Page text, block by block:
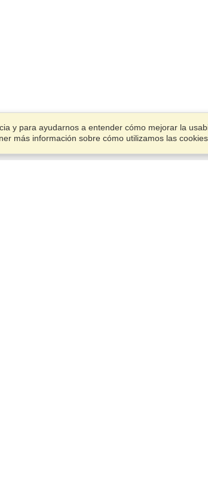
y para ayudarnos a entender cómo mejorar la
más información sobre cómo utilizamos las